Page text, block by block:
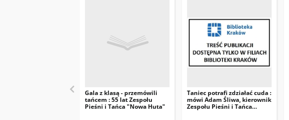
Gala z klasą - przemówili
tańcem : 55 lat Zespołu
Pieśni i Tańca "Nowa Huta"
Taniec potrafi zdziałać cuda :
mówi Adam Śliwa, kierownik
Zespołu Pieśni i Tańca